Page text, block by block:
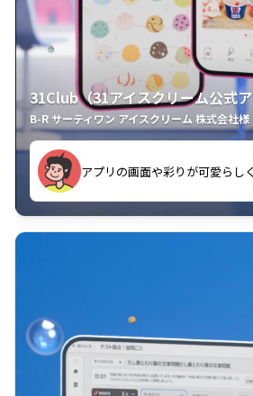
31Club（31アイスクリーム公式
B-R サーティワン アイスクリーム 株式会社様
アプリの画面や彩りが可愛らし
クラスごとに特典があるような
す。